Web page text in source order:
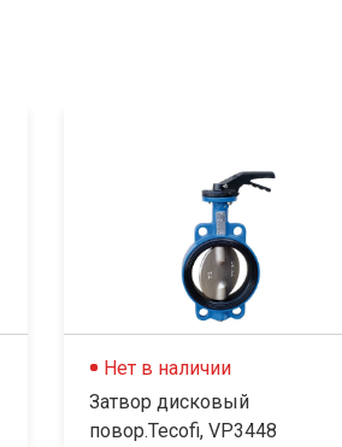
Нет в наличии
Затвор дисковый
повор.Tecofi, VP3448